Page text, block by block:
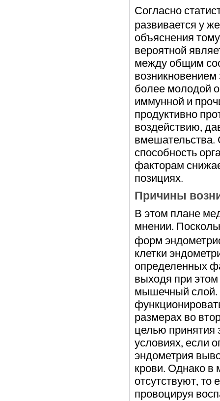
Согласно
развивается у
объяснения
вероятной
между общим
более молодой
иммунной и
продуктивно
воздействию,
вмешательства.
способность
факторам
позициях.
Причины
В этом плане
мнении.
форм
клетки
определенных
выходя при
мышечный слой.
размерах во
целью принятия
условиях, если
эндометрия
крови. Однако
отсутствуют, то
провоцируя